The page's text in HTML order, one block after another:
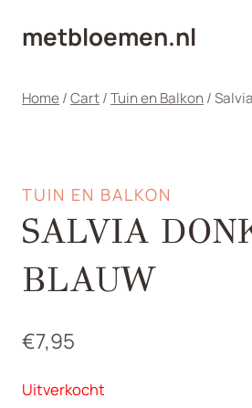
naarmetbloemen.nl
Home/Cart/Tuin en Balkon/
TUIN EN BALKON
SALVIA
BLAUW
€7,95
Uitverkocht